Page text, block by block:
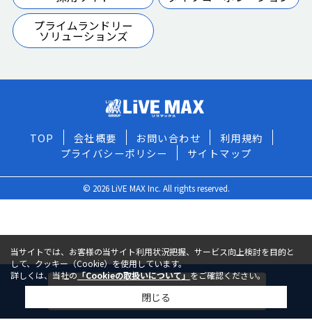
今すぐ問い合わせる
プライムランドリー
ソリューションズ
TOP 会社概要 お問い合わせ
利用規約
プライバシーポリシー
サイトマップ
© 2026 LiVE MAX Inc. All rights reserved.
当サイトでは、お客様の当サイト利用状況把握、サービス向上検討を目的と
して、クッキー（Cookie）を使用しています。
詳しくは、当社の「Cookieの取扱いについて」をご確認ください。
閉じる